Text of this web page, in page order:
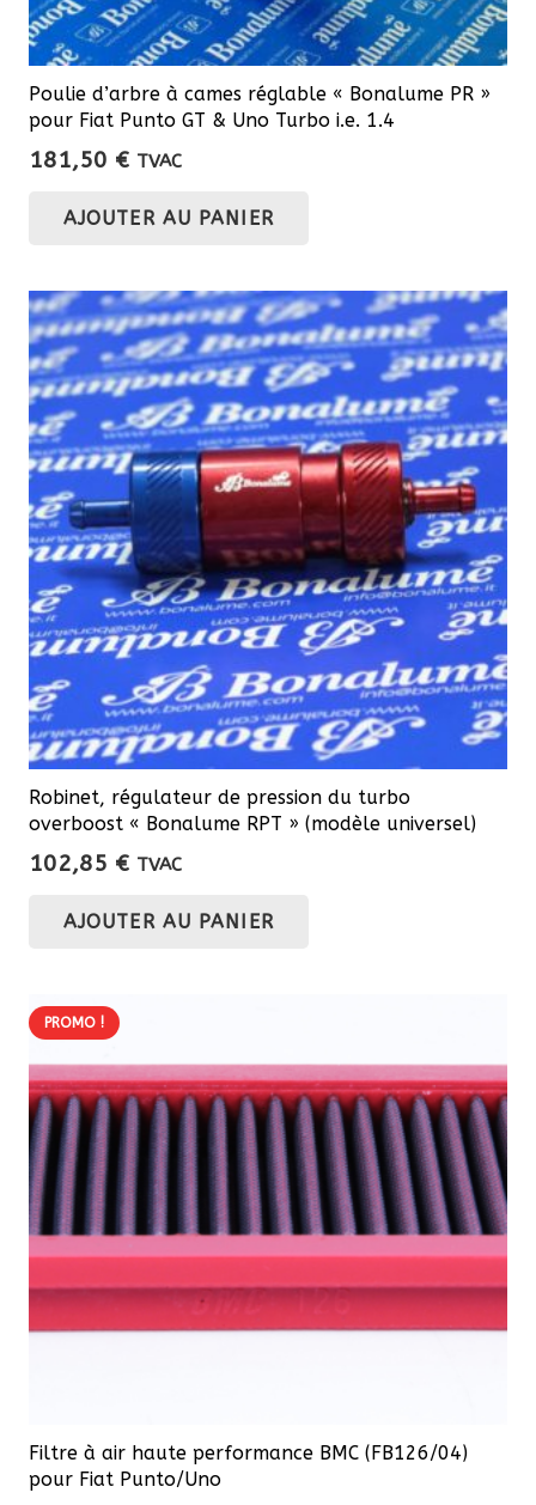
Poulie d’arbre à cames réglable « Bonalume PR »
pour Fiat Punto GT & Uno Turbo i.e. 1.4
181,50 € TVAC
AJOUTER AU PANIER
Robinet, régulateur de pression du turbo
overboost « Bonalume RPT » (modèle universel)
102,85 € TVAC
AJOUTER AU PANIER
PROMO !
Filtre à air haute performance BMC (FB126/04)
pour Fiat Punto/Uno